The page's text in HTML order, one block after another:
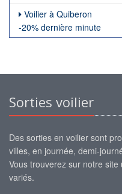
Voilier à Quiberon
-20% dernière minute
Sorties voilier
Des sorties en voilier sont
villes, en journée, demi-
Vous trouverez sur notre
variés.